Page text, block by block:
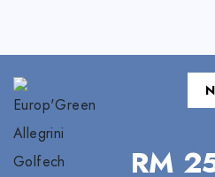
RM